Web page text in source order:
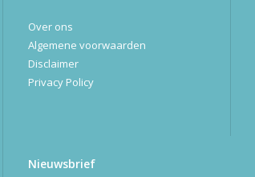
Over ons
Algemene voorwaarden
Disclaimer
Privacy Policy
Nieuwsbrief